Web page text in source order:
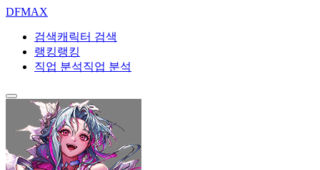
DFMAX
검색캐릭터 검색
랭킹랭킹
직업 분석직업 분석